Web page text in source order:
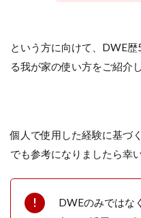
という方に向けて、DWE
る我が家の使い方をご紹介
個人で使用した経験に基づ
でも参考になりましたら幸い
DWEのみではな